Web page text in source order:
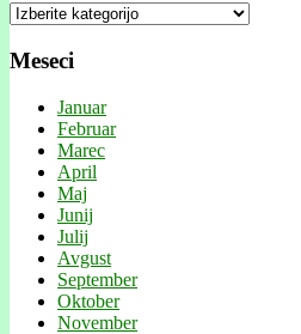
Kategorije
Meseci
Januar
Februar
Marec
April
Maj
Junij
Julij
Avgust
September
Oktober
November